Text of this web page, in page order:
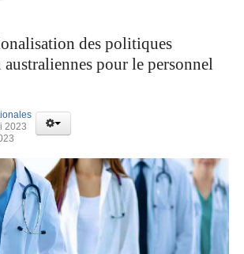
des politiques
pour le personnel
2023